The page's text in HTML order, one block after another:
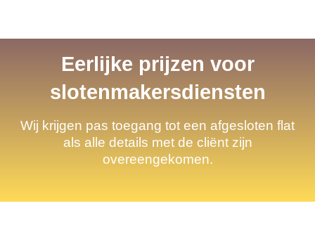
Eerlijke prijzen voor
slotenmakersdiensten
Wij krijgen pas toegang tot een afgesloten flat
als alle details met de cliënt zijn
overeengekomen.